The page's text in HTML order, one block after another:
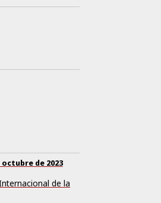
octubre de 2023
de la